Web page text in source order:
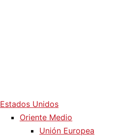
Estados Unidos
Oriente Medio
Unión Europea